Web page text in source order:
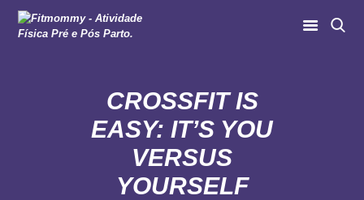
CROSSFIT IS
EASY: IT’S YOU
VERSUS
YOURSELF
SOBRE NÓS
MODALIDADES
MURAL DAS MÃES